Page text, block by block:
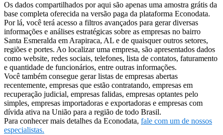
Os dados compartilhados por aqui são apenas uma amostra grátis da
base completa oferecida na versão paga da plataforma Econodata.
Por lá, você terá acesso a filtros avançados para gerar diversas
informações e análises estratégicas sobre as empresas no bairro
Santa Esmeralda em Arapiraca, AL e de quaisquer outros setores,
regiões e portes. Ao localizar uma empresa, são apresentados dados
como website, redes sociais, telefones, lista de contatos, faturamento
e quantidade de funcionários, entre outras informações.
Você também consegue gerar listas de empresas abertas
recentemente, empresas que estão contratando, empresas em
recuperação judicial, empresas falidas, empresas optantes pelo
simples, empresas importadoras e exportadoras e empresas com
dívida ativa na União para a região de todo Brasil.
Para conhecer mais detalhes da Econodata, fale com um de nossos
especialistas.